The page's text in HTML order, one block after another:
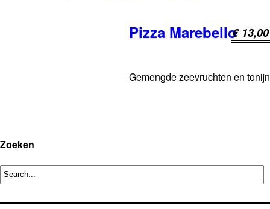
Pizza Marebello€ 13,00
Gemengde zeevruchten en tonijn
Zoeken